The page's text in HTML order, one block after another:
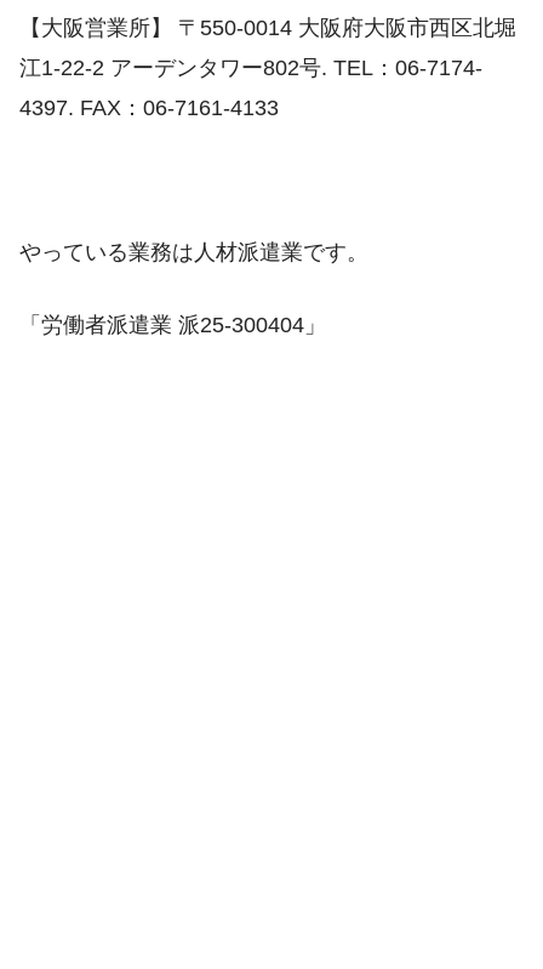
【大阪営業所】 〒550-0014 大阪府大阪市西区北堀
江1-22-2 アーデンタワー802号. TEL：06-7174-
4397. FAX：06-7161-​4133
やっている業務は人材派遣業です。
「労働者派遣業 派25-300404」